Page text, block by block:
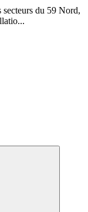
secteurs du 59 Nord,